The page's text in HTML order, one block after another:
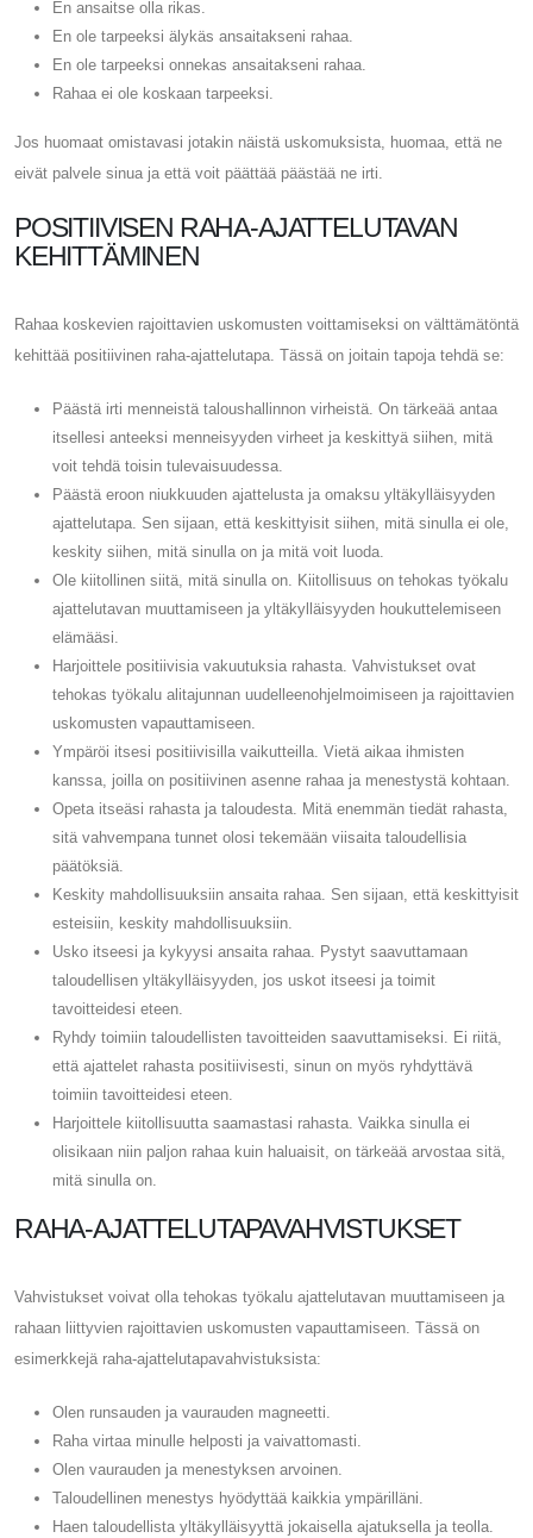
En ansaitse olla rikas.
En ole tarpeeksi älykäs ansaitakseni rahaa.
En ole tarpeeksi onnekas ansaitakseni rahaa.
Rahaa ei ole koskaan tarpeeksi.
Jos huomaat omistavasi jotakin näistä uskomuksista, huomaa, että ne
eivät palvele sinua ja että voit päättää päästää ne irti.
POSITIIVISEN RAHA-AJATTELUTAVAN
KEHITTÄMINEN
Rahaa koskevien rajoittavien uskomusten voittamiseksi on välttämätöntä
kehittää positiivinen raha-ajattelutapa. Tässä on joitain tapoja tehdä se:
Päästä irti menneistä taloushallinnon virheistä. On tärkeää antaa
itsellesi anteeksi menneisyyden virheet ja keskittyä siihen, mitä
voit tehdä toisin tulevaisuudessa.
Päästä eroon niukkuuden ajattelusta ja omaksu yltäkylläisyyden
ajattelutapa. Sen sijaan, että keskittyisit siihen, mitä sinulla ei ole,
keskity siihen, mitä sinulla on ja mitä voit luoda.
Ole kiitollinen siitä, mitä sinulla on. Kiitollisuus on tehokas työkalu
ajattelutavan muuttamiseen ja yltäkylläisyyden houkuttelemiseen
elämääsi.
Harjoittele positiivisia vakuutuksia rahasta. Vahvistukset ovat
tehokas työkalu alitajunnan uudelleenohjelmoimiseen ja rajoittavien
uskomusten vapauttamiseen.
Ympäröi itsesi positiivisilla vaikutteilla. Vietä aikaa ihmisten
kanssa, joilla on positiivinen asenne rahaa ja menestystä kohtaan.
Opeta itseäsi rahasta ja taloudesta. Mitä enemmän tiedät rahasta,
sitä vahvempana tunnet olosi tekemään viisaita taloudellisia
päätöksiä.
Keskity mahdollisuuksiin ansaita rahaa. Sen sijaan, että keskittyisit
esteisiin, keskity mahdollisuuksiin.
Usko itseesi ja kykyysi ansaita rahaa. Pystyt saavuttamaan
taloudellisen yltäkylläisyyden, jos uskot itseesi ja toimit
tavoitteidesi eteen.
Ryhdy toimiin taloudellisten tavoitteiden saavuttamiseksi. Ei riitä,
että ajattelet rahasta positiivisesti, sinun on myös ryhdyttävä
toimiin tavoitteidesi eteen.
Harjoittele kiitollisuutta saamastasi rahasta. Vaikka sinulla ei
olisikaan niin paljon rahaa kuin haluaisit, on tärkeää arvostaa sitä,
mitä sinulla on.
RAHA-AJATTELUTAPAVAHVISTUKSET
Vahvistukset voivat olla tehokas työkalu ajattelutavan muuttamiseen ja
rahaan liittyvien rajoittavien uskomusten vapauttamiseen. Tässä on
esimerkkejä raha-ajattelutapavahvistuksista:
Olen runsauden ja vaurauden magneetti.
Raha virtaa minulle helposti ja vaivattomasti.
Olen vaurauden ja menestyksen arvoinen.
Taloudellinen menestys hyödyttää kaikkia ympärilläni.
Haen taloudellista yltäkylläisyyttä jokaisella ajatuksella ja teolla.